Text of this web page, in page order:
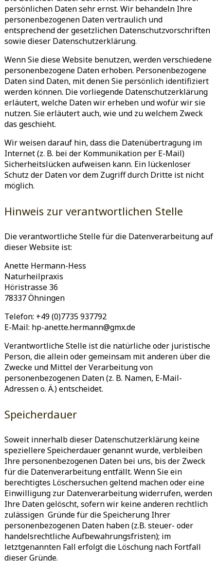
persönlichen Daten sehr ernst. Wir behandeln Ihre
personenbezogenen Daten vertraulich und
entsprechend der gesetzlichen Datenschutzvorschriften
sowie dieser Datenschutzerklärung.
Wenn Sie diese Website benutzen, werden verschiedene
personenbezogene Daten erhoben. Personenbezogene
Daten sind Daten, mit denen Sie persönlich identifiziert
werden können. Die vorliegende Datenschutzerklärung
erläutert, welche Daten wir erheben und wofür wir sie
nutzen. Sie erläutert auch, wie und zu welchem Zweck
das geschieht.
Wir weisen darauf hin, dass die Datenübertragung im
Internet (z. B. bei der Kommunikation per E-Mail)
Sicherheitslücken aufweisen kann. Ein lückenloser
Schutz der Daten vor dem Zugriff durch Dritte ist nicht
möglich.
Hinweis zur verantwortlichen Stelle
Die verantwortliche Stelle für die Datenverarbeitung auf
dieser Website ist:
Anette Hermann-Hess
Naturheilpraxis
Höristrasse 36
78337 Öhningen
Telefon: +49 (0)7735 937792
E-Mail: hp-anette.hermann@gmx.de
Verantwortliche Stelle ist die natürliche oder juristische
Person, die allein oder gemeinsam mit anderen über die
Zwecke und Mittel der Verarbeitung von
personenbezogenen Daten (z. B. Namen, E-Mail-
Adressen o. Ä.) entscheidet.
Speicherdauer
Soweit innerhalb dieser Datenschutzerklärung keine
speziellere Speicherdauer genannt wurde, verbleiben
Ihre personenbezogenen Daten bei uns, bis der Zweck
für die Datenverarbeitung entfällt. Wenn Sie ein
berechtigtes Löschersuchen geltend machen oder eine
Einwilligung zur Datenverarbeitung widerrufen, werden
Ihre Daten gelöscht, sofern wir keine anderen rechtlich
zulässigen Gründe für die Speicherung Ihrer
personenbezogenen Daten haben (z.B. steuer- oder
handelsrechtliche Aufbewahrungsfristen); im
letztgenannten Fall erfolgt die Löschung nach Fortfall
dieser Gründe.